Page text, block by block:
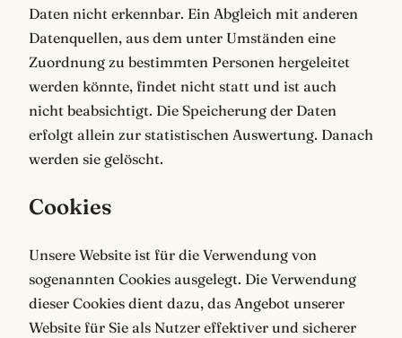
Daten nicht erkennbar. Ein Abgleich mit anderen
Datenquellen, aus dem unter Umständen eine
Zuordnung zu bestimmten Personen hergeleitet
werden könnte, findet nicht statt und ist auch
nicht beabsichtigt. Die Speicherung der Daten
erfolgt allein zur statistischen Auswertung. Danach
werden sie gelöscht.
Cookies
Unsere Website ist für die Verwendung von
sogenannten Cookies ausgelegt. Die Verwendung
dieser Cookies dient dazu, das Angebot unserer
Website für Sie als Nutzer effektiver und sicherer